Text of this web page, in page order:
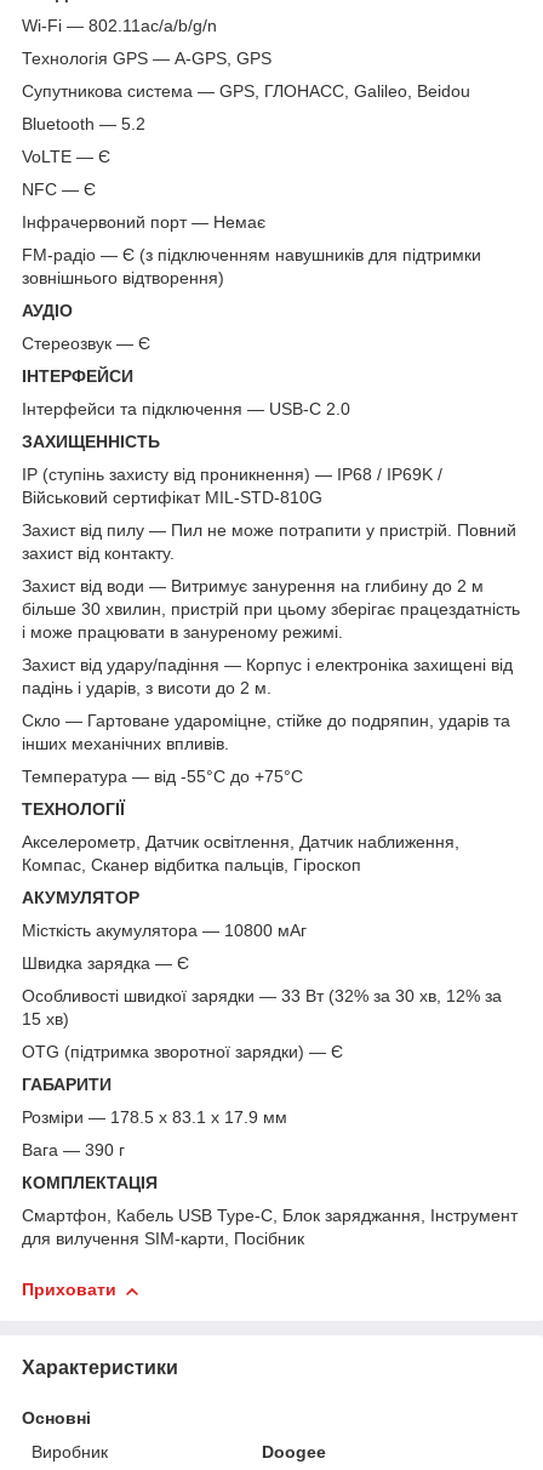
Wi-Fi — 802.11ac/a/b/g/n
Технологія GPS — A-GPS, GPS
Супутникова система — GPS, ГЛОНАСС, Galileo, Beidou
Bluetooth — 5.2
VoLTE — Є
NFC — Є
Інфрачервоний порт — Немає
FM-радіо — Є (з підключенням навушників для підтримки
зовнішнього відтворення)
АУДІО
Стереозвук — Є
ІНТЕРФЕЙСИ
Інтерфейси та підключення — USB-C 2.0
ЗАХИЩЕННІСТЬ
IP (ступінь захисту від проникнення) — IP68 / IP69K /
Військовий сертифікат MIL-STD-810G
Захист від пилу — Пил не може потрапити у пристрій. Повний
захист від контакту.
Захист від води — Витримує занурення на глибину до 2 м
більше 30 хвилин, пристрій при цьому зберігає працездатність
і може працювати в зануреному режимі.
Захист від удару/падіння — Корпус і електроніка захищені від
падінь і ударів, з висоти до 2 м.
Скло — Гартоване удароміцне, стійке до подряпин, ударів та
інших механічних впливів.
Температура — від -55°C до +75°C
ТЕХНОЛОГІЇ
Акселерометр, Датчик освітлення, Датчик наближення,
Компас, Сканер відбитка пальців, Гіроскоп
АКУМУЛЯТОР
Місткість акумулятора — 10800 мАг
Швидка зарядка — Є
Особливості швидкої зарядки — 33 Вт (32% за 30 хв, 12% за
15 хв)
OTG (підтримка зворотної зарядки) — Є
ГАБАРИТИ
Розміри — 178.5 х 83.1 х 17.9 мм
Вага — 390 г
КОМПЛЕКТАЦІЯ
Смартфон, Кабель USB Type-C, Блок заряджання, Інструмент
для вилучення SIM-карти, Посібник
Приховати
Характеристики
Основні
Виробник
Doogee